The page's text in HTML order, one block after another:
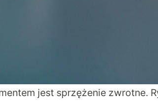
jest sprzężenie zwrotne.